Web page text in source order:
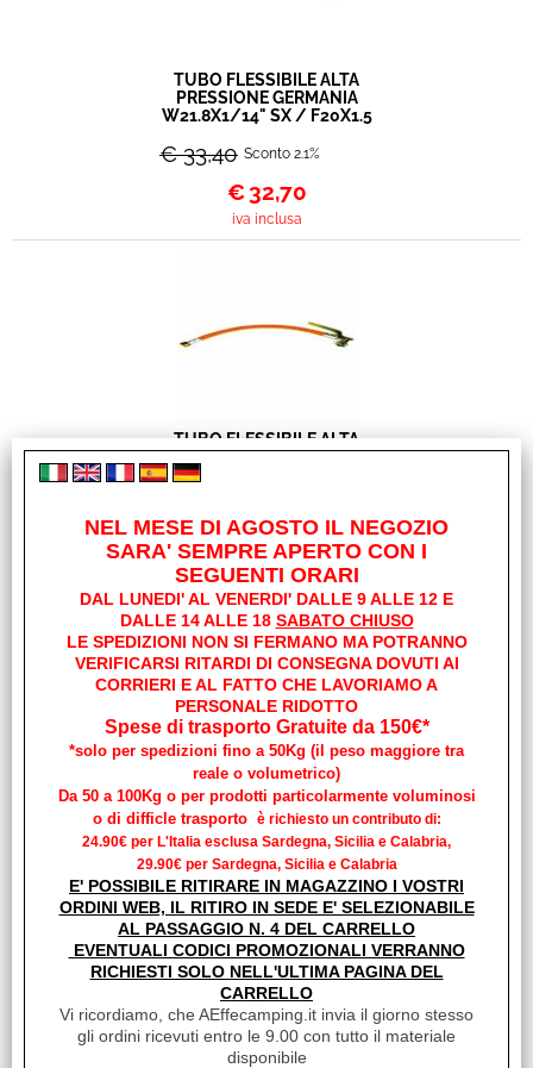
TUBO FLESSIBILE ALTA
PRESSIONE GERMANIA
W21.8X1/14" SX / F20X1.5
€ 33,40 Sconto 2.1%
€ 32,70
iva inclusa
TUBO FLESSIBILE ALTA
PRESSIONE ITALIA
W20X1/14"SX F / F20X1.5
€ 32,20 Sconto 2.2%
€31,50
iva inclusa
FILTRO SEPARAZIONE
OLIO GAS GOK CONF. 2 PZ
€ 82,07 Sconto 17.1%
€68,00
iva inclusa
NEL MESE DI AGOSTO IL NEGOZIO
SARA' SEMPRE APERTO CON I
SEGUENTI ORARI
DAL LUNEDI' AL VENERDI' DALLE 9 ALLE 12 E
DALLE 14 ALLE 18 SABATO CHIUSO
LE SPEDIZIONI NON SI FERMANO MA POTRANNO
VERIFICARSI RITARDI DI CONSEGNA DOVUTI AI
CORRIERI E AL FATTO CHE LAVORIAMO A
PERSONALE RIDOTTO
Spese di trasporto Gratuite da 150€*
*solo per spedizioni fino a 50Kg (il peso maggiore tra
reale o volumetrico)
Da 50 a 100Kg o per prodotti particolarmente voluminosi
o di difficle trasporto è richiesto un contributo di:
24.90€ per L'Italia esclusa Sardegna, Sicilia e Calabria,
29.90€ per Sardegna, Sicilia e Calabria
E' POSSIBILE RITIRARE IN MAGAZZINO I VOSTRI
ORDINI WEB, IL RITIRO IN SEDE E' SELEZIONABILE
AL PASSAGGIO N. 4 DEL CARRELLO
EVENTUALI CODICI PROMOZIONALI VERRANNO
RICHIESTI SOLO NELL'ULTIMA PAGINA DEL
CARRELLO
Vi ricordiamo, che AEffecamping.it invia il giorno stesso
gli ordini ricevuti entro le 9.00 con tutto il materiale
disponibile